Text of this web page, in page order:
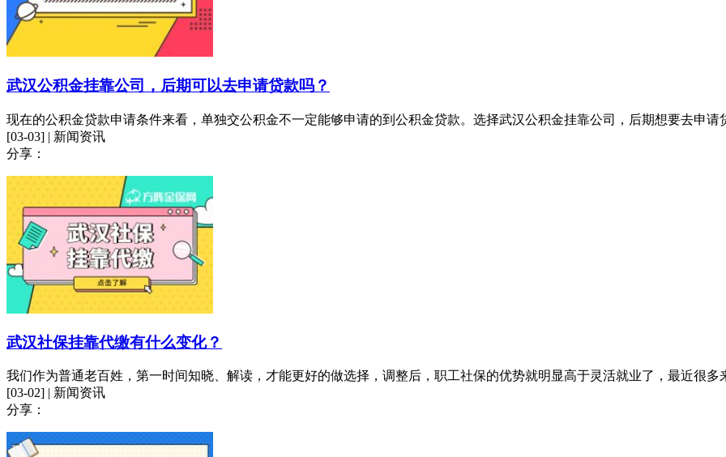
武汉公积金挂靠公司，后期可以去申请贷款吗？
现在的公积金贷款申请条件来看，单独交公积金不一定能够申请的到公积金贷款。选择武汉公积金挂靠公司，后期想要去申
[03-03] | 新闻资讯
分享：
武汉社保挂靠代缴有什么变化？
我们作为普通老百姓，第一时间知晓、解读，才能更好的做选择，调整后，职工社保的优势就明显高于灵活就业了，最近很
[03-02] | 新闻资讯
分享：